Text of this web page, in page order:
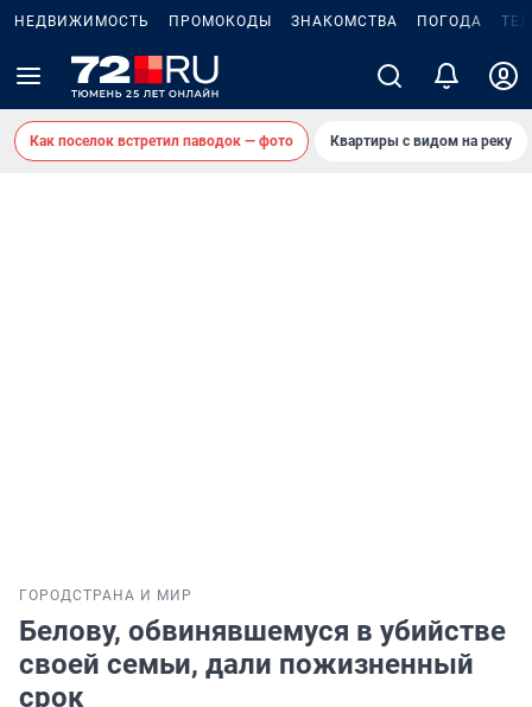
НЕДВИЖИМОСТЬ ПРОМОКОДЫ ЗНАКОМСТВА ПОГОДА
Как поселок встретил паводок — фото Квартиры с видом на реку
ГОРОДСТРАНА И МИР
Белову, обвинявшемуся в убийстве
своей семьи, дали пожизненный
срок